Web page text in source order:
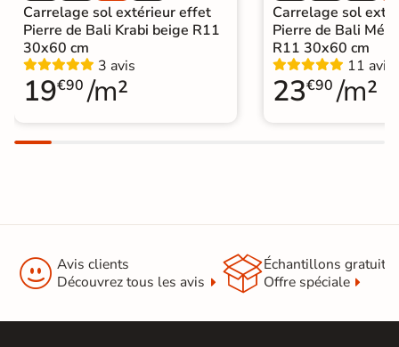
Carrelage sol extérieur effet
Pierre de Bali Krabi beige R11
30x60 cm
3 avis
19€90 /m²
Carrelage sol
Pierre de Bali
R11 30x60 cm
11 avis
23€90 /m²
 Avis clients
Découvrez tous les avis
Échantillons gratuit
Offre spéciale